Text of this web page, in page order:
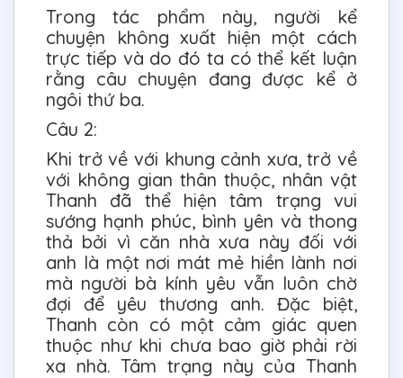
Trong tác phẩm này, người kể
chuyện không xuất hiện một cách
trực tiếp và do đó ta có thể kết luận
rằng câu chuyện đang được kể ở
ngôi thứ ba.
Câu 2:
Khi trở về với khung cảnh xưa, trở về
với không gian thân thuộc, nhân vật
Thanh đã thể hiện tâm trạng vui
sướng hạnh phúc, bình yên và thong
thả bởi vì căn nhà xưa này đối với
anh là một nơi mát mẻ hiền lành nơi
mà người bà kính yêu vẫn luôn chờ
đợi để yêu thương anh. Đặc biệt,
Thanh còn có một cảm giác quen
thuộc như khi chưa bao giờ phải rời
xa nhà. Tâm trạng này của Thanh